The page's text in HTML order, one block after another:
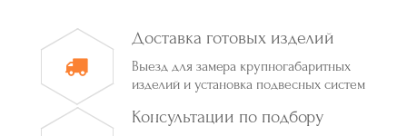
Доставка готовых изделий
Выезд для замера крупногабаритных
изделий и установка подвесных систем
Консультации по подбору